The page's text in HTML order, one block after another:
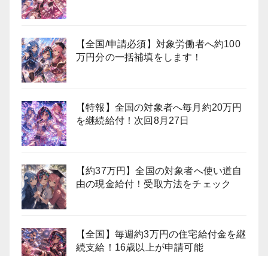
【全国/申請必須】対象労働者へ約100
万円分の一括補填をします！
【特報】全国の対象者へ毎月約20万円
を継続給付！次回8月27日
【約37万円】全国の対象者へ使い道自
由の現金給付！受取方法をチェック
【全国】毎週約3万円の住宅給付金を継
続支給！16歳以上が申請可能